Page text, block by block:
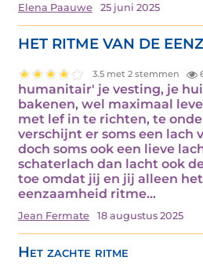
Elena Paauwe 25 juni 2025
HET RITME VAN DE
3.5 met 2 stemmen
humanitair' je vesting, je
bakenen, wel maximaal
met lef in te richten, te
verschijnt er soms een lach
doch soms ook een lieve
schaterlach dan lacht ook
toe omdat jij en jij alleen
eenzaamheid ritme…
Jean Fermate 18 augustus 2025
Het zachte ritme